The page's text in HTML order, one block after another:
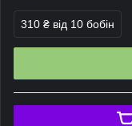
310 ₴ від 10 бобін